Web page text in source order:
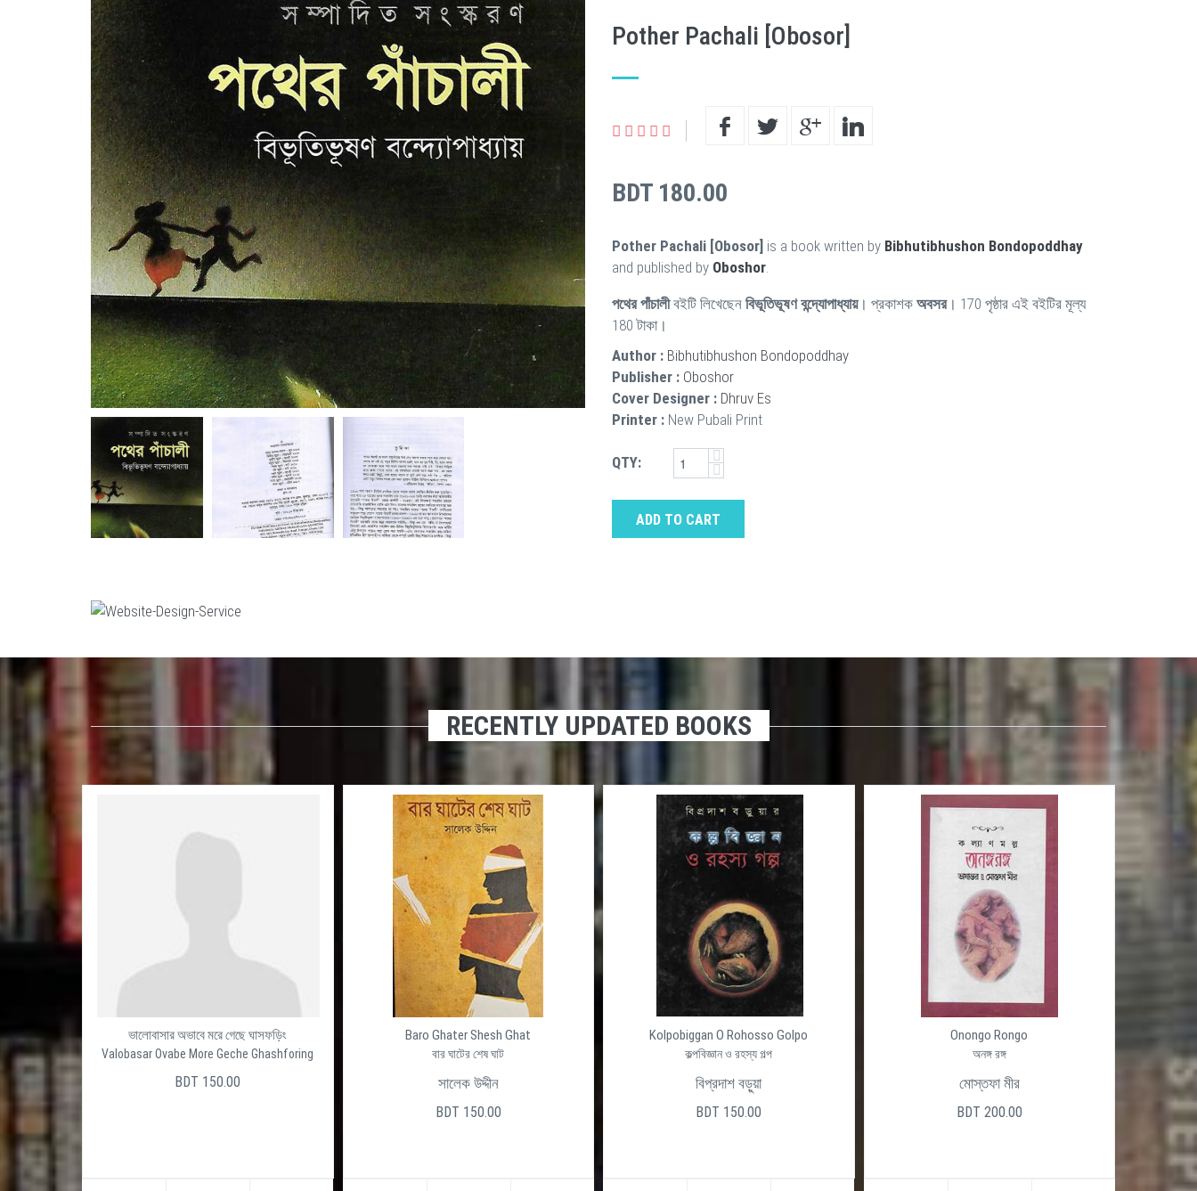
Pother Pachali [Obosor]
BDT 180.00
Pother Pachali [Obosor] is a book written by Bibhutibhushon Bondopoddhay
and published by Oboshor.
পথের পাঁচালীবইটি লিখেছেন বিভূতিভূষণ বন্দ্যোপাধ্যায়। প্রকাশক অবসর। 170 পৃষ্ঠার এই বইটির মূল্য
180 টাকা।
Author : Bibhutibhushon Bondopoddhay
Publisher : Oboshor
Cover Designer : Dhruv Es
Printer : New Pubali Print
QTY:
ADD TO CART
RECENTLY UPDATED BOOKS
ভালোবাসার অভাবে মরে গেছে ঘাসফড়িং
Valobasar Ovabe More Geche Ghashforing
BDT 150.00
Baro Ghater Shesh Ghat
বার ঘাটের শেষ ঘাট
সালেক উদ্দীন
BDT 150.00
Kolpobiggan O Rohosso Golpo
কল্পবিজ্ঞান ও রহস্য গল্প
বিপ্রদাশ বড়ুয়া
BDT 150.00
Onongo Rongo
অনঙ্গ রঙ্গ
মোস্তফা মীর
BDT 200.00